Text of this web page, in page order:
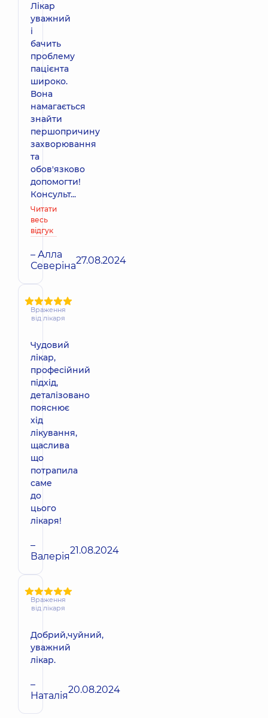
Лікар
уважний
і
бачить
проблему
пацієнта
широко.
Вона
намагається
знайти
першопричину
захворювання
та
обов'язково
допомогти!
Консульт...
Читати
весь
відгук
– Алла
Северіна27.08.2024
Враження
від лікаря
Чудовий
лікар,
професійний
підхід,
деталізовано
пояснює
хід
лікування,
щаслива
що
потрапила
саме
до
цього
лікаря!
–
Валерія21.08.2024
Враження
від лікаря
Добрий,чуйний,
уважний
лікар.
–
Наталія20.08.2024